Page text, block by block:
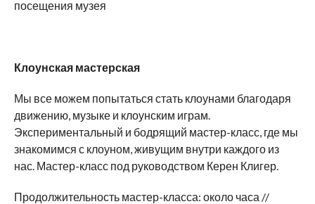
посещения музея
Клоунская мастерская
Мы все можем попытаться стать клоунами благодаря
движению, музыке и клоунским играм.
Экспериментальный и бодрящий мастер-класс, где мы
знакомимся с клоуном, живущим внутри каждого из
нас. Мастер-класс под руководством Керен Клигер.
Продолжительность мастер-класса: около часа //